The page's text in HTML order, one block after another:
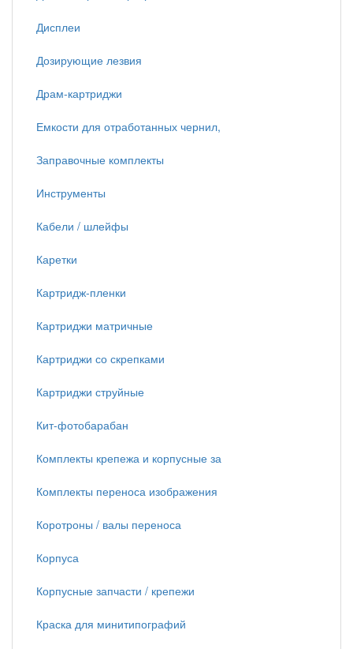
Дисплеи
Дозирующие лезвия
Драм-картриджи
Емкости для отработанных чернил,
Заправочные комплекты
Инструменты
Кабели / шлейфы
Каретки
Картридж-пленки
Картриджи матричные
Картриджи со скрепками
Картриджи струйные
Кит-фотобарабан
Комплекты крепежа и корпусные за
Комплекты переноса изображения
Коротроны / валы переноса
Корпуса
Корпусные запчасти / крепежи
Краска для минитипографий